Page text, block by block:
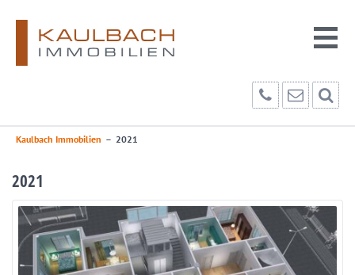
Kaulbach Immobilien – 2021
2021